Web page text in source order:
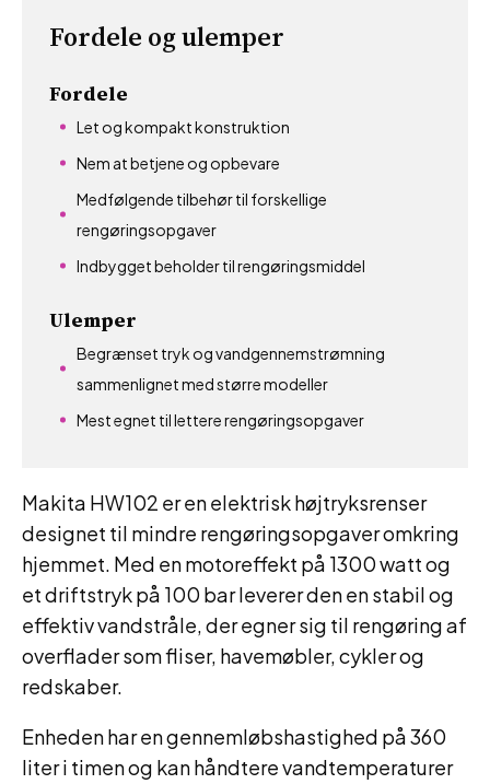
Makita HW102 er en elektrisk højtryksrenser
designet til mindre rengøringsopgaver omkring
hjemmet. Med en motoreffekt på 1300 watt og
et driftstryk på 100 bar leverer den en stabil og
effektiv vandstråle, der egner sig til rengøring af
overflader som fliser, havemøbler, cykler og
redskaber.
Enheden har en gennemløbshastighed på 360
liter i timen og kan håndtere vandtemperaturer
Fordele og ulemper
Fordele
Let og kompakt konstruktion
Nem at betjene og opbevare
Medfølgende tilbehør til forskellige
rengøringsopgaver
Indbygget beholder til rengøringsmiddel
Ulemper
Begrænset tryk og vandgennemstrømning
sammenlignet med større modeller
Mest egnet til lettere rengøringsopgaver